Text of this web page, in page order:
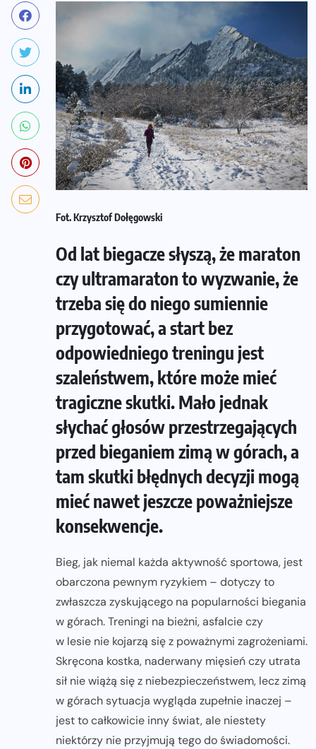
Fot. Krzysztof Dołęgowski
Od lat biegacze słyszą, że maraton
czy ultramaraton to wyzwanie, że
trzeba się do niego sumiennie
przygotować, a start bez
odpowiedniego treningu jest
szaleństwem, które może mieć
tragiczne skutki. Mało jednak
słychać głosów przestrzegających
przed bieganiem zimą w górach, a
tam skutki błędnych decyzji mogą
mieć nawet jeszcze poważniejsze
konsekwencje.
Bieg, jak niemal każda aktywność sportowa, jest
obarczona pewnym ryzykiem – dotyczy to
zwłaszcza zyskującego na popularności biegania
w górach. Treningi na bieżni, asfalcie czy
w lesie nie kojarzą się z poważnymi zagrożeniami.
Skręcona kostka, naderwany mięsień czy utrata
sił nie wiążą się z niebezpieczeństwem, lecz zimą
w górach sytuacja wygląda zupełnie inaczej –
jest to całkowicie inny świat, ale niestety
niektórzy nie przyjmują tego do świadomości.